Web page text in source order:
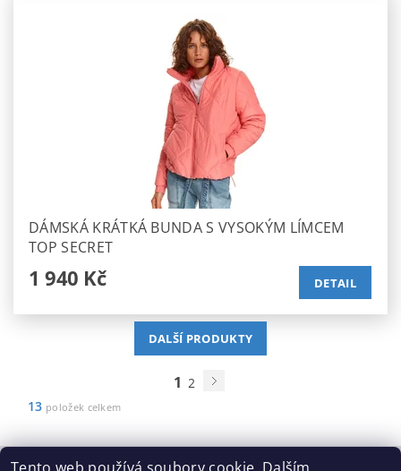
DÁMSKÁ KRÁTKÁ BUNDA S VYSOKÝM LÍMCEM
TOP SECRET
1 940 Kč DETAIL
DALŠÍ PRODUKTY
1 2
13 položek celkem